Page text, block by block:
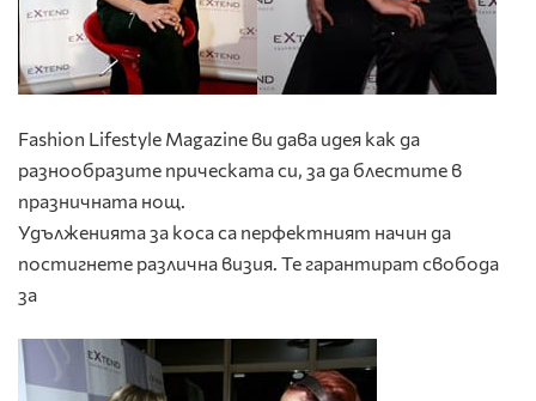
Fashion Lifestyle Magazine ви дава идея как да
разнообразите прическата си, за да блестите в
празничната нощ.
Удълженията за коса са перфектният начин да
постигнете различна визия. Те гарантират свобода
за